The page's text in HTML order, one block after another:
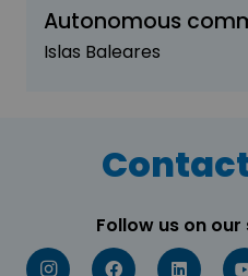
Autonomous
Islas Baleares
Follow us on